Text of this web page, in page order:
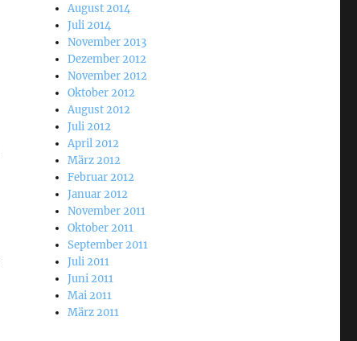
August 2014
Juli 2014
November 2013
Dezember 2012
November 2012
Oktober 2012
August 2012
Juli 2012
April 2012
März 2012
Februar 2012
Januar 2012
November 2011
Oktober 2011
September 2011
Juli 2011
Juni 2011
Mai 2011
März 2011